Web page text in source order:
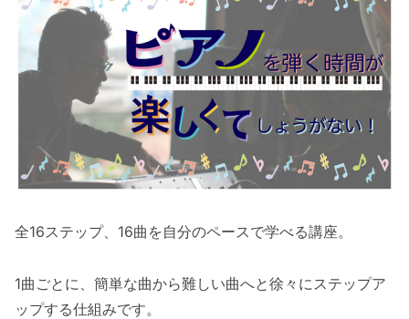
全16ステップ、16曲を自分のペースで学べる講座。
1曲ごとに、簡単な曲から難しい曲へと徐々にステップア
ップする仕組みです。